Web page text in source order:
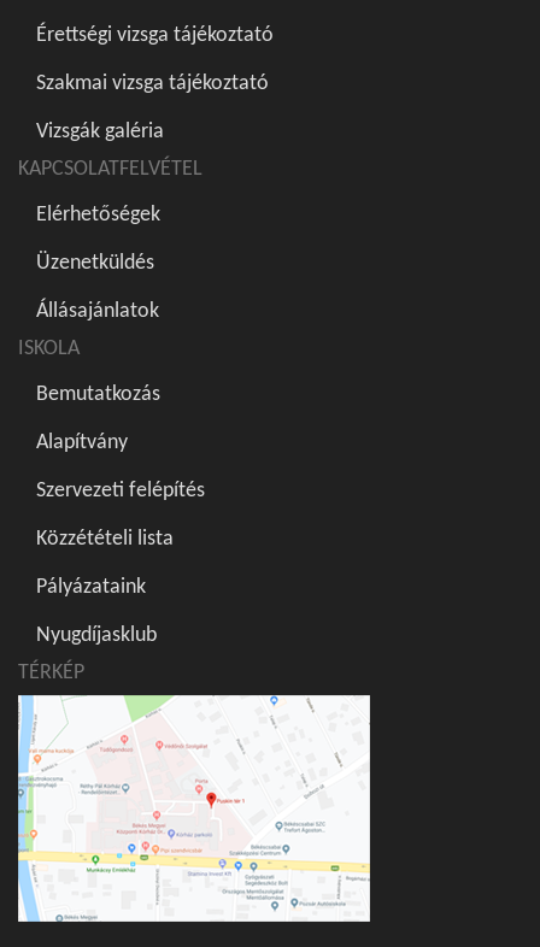
Érettségi vizsga tájékoztató
Szakmai vizsga tájékoztató
Vizsgák galéria
KAPCSOLATFELVÉTEL
Elérhetőségek
Üzenetküldés
Állásajánlatok
ISKOLA
Bemutatkozás
Alapítvány
Szervezeti felépítés
Közzétételi lista
Pályázataink
Nyugdíjasklub
TÉRKÉP